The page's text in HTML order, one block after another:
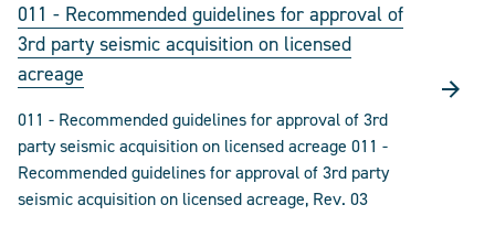
011 - Recommended guidelines for approval of
3rd party seismic acquisition on licensed
acreage
011 - Recommended guidelines for approval of 3rd
party seismic acquisition on licensed acreage 011 -
Recommended guidelines for approval of 3rd party
seismic acquisition on licensed acreage, Rev. 03